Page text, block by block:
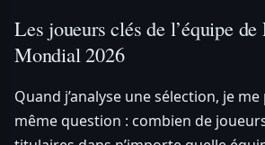
Les joueurs clés de l’équipe de
Mondial 2026
Quand j’analyse une sélection, je
même question : combien de